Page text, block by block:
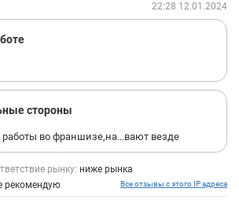
22:28 12.01.2024
стороны
во франшизе,на...вают везде
рынку: ниже рынка
рекомендую Все отзывы с этого IP адреса